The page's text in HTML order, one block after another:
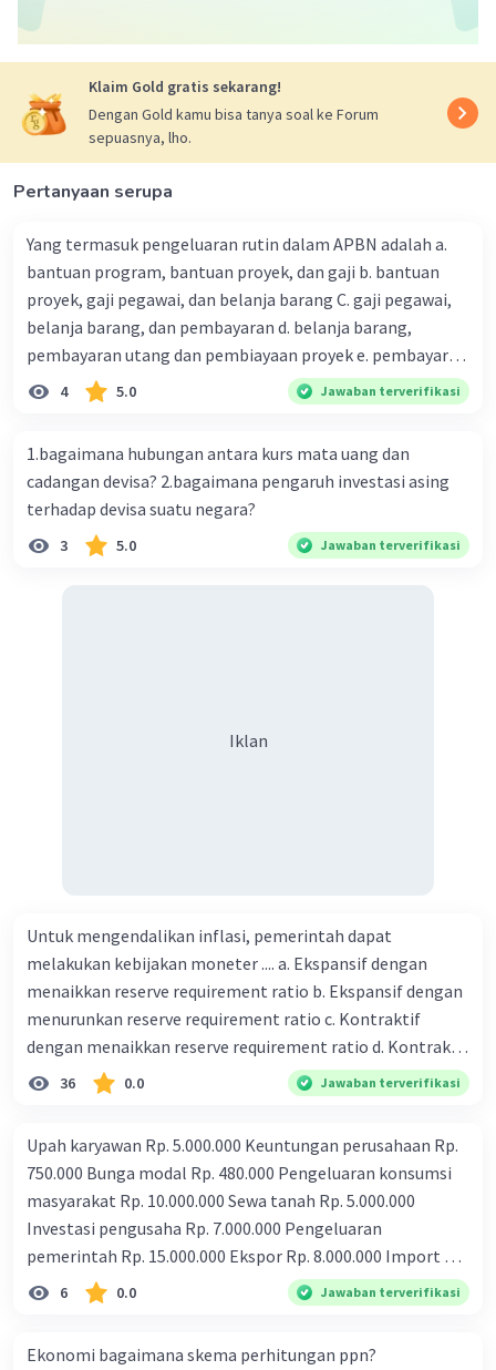
Klaim Gold gratis sekarang!
Dengan Gold kamu bisa tanya soal ke Forum
sepuasnya, lho.
Pertanyaan serupa
Yang termasuk pengeluaran rutin dalam APBN adalah a.
bantuan program, bantuan proyek, dan gaji b. bantuan
proyek, gaji pegawai, dan belanja barang C. gaji pegawai,
belanja barang, dan pembayaran d. belanja barang,
pembayaran utang dan pembiayaan proyek e. pembayaran
utang, pembiayaan proyek, serta pajak bumi dan
4 5.0 Jawaban terverifikasi
1.bagaimana hubungan antara kurs mata uang dan
cadangan devisa? 2.bagaimana pengaruh investasi asing
terhadap devisa suatu negara?
3 5.0 Jawaban terverifikasi
Iklan
Untuk mengendalikan inflasi, pemerintah dapat
melakukan kebijakan moneter .... a. Ekspansif dengan
menaikkan reserve requirement ratio b. Ekspansif dengan
menurunkan reserve requirement ratio c. Kontraktif
dengan menaikkan reserve requirement ratio d. Kontraktif
dengan menurunkan reserve requirement ratio e.
Ekspansif dengan menaikkan tingkat diskonto Bila Bank
ceteris paribus maka .... a. Menimbulkan inflasi di mana
bentuk kurva jumlah uang beredar (penawaran uang) naik
dari kiri bawah ke kanan atas b. Menimbulkan deflasi di
mana bentuk kurva jumlah uang beredar (penawaran
uang) naik dari kiri bawah ke kanan atas c. Tingkat bunga
meningkat di mana bentuk kurva jumlah uang beredar
Tingkat bunga turun di mana bentuk kurva jumlah uang
36 0.0 Jawaban terverifikasi
Upah karyawan Rp. 5.000.000 Keuntungan perusahaan Rp.
750.000 Bunga modal Rp. 480.000 Pengeluaran konsumsi
masyarakat Rp. 10.000.000 Sewa tanah Rp. 5.000.000
Investasi pengusaha Rp. 7.000.000 Pengeluaran
pemerintah Rp. 15.000.000 Ekspor Rp. 8.000.000 Import Rp.
3.000.000 Tentukan besar pendapatan nasional melalui
6 0.0 Jawaban terverifikasi
Ekonomi bagaimana skema perhitungan ppn?